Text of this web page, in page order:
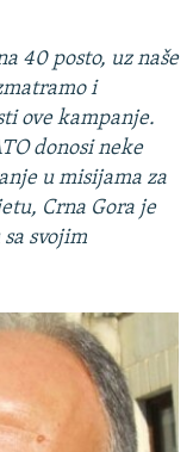
40 posto, uz naše
i
ove kampanje.
donosi neke
u misijama za
Crna Gora je
svojim